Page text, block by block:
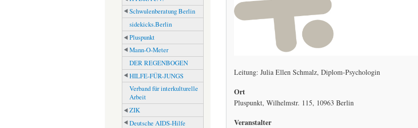
Schwulenberatung Berlin
sidekicks.Berlin
Pluspunkt
Mann-O-Meter
DER REGENBOGEN
HILFE-FÜR-JUNGS
Verband für interkulturelle
Arbeit
ZIK
Deutsche AIDS-Hilfe
Leitung: Julia Ellen Schmalz, Diplom-Psychologin
Ort
Pluspunkt, Wilhelmstr. 115, 10963 Berlin
Veranstalter